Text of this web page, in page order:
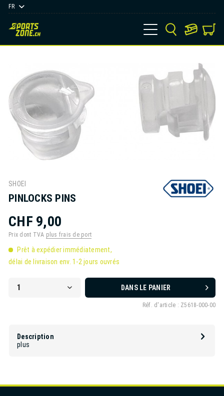
FR
SHOEI
PINLOCKS PINS
CHF 9,00
Prix dont TVA plus frais de port
Prêt à expédier immédiatement,
délai de livraison env. 1-2 jours ouvrés
DANS LE PANIER
Réf. d'article : Z5618-000-00
Description
plus